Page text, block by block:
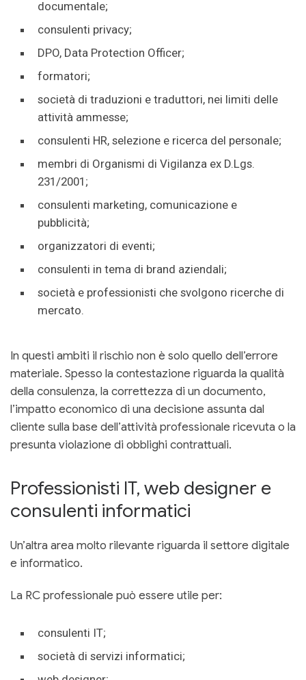
documentale;
consulenti privacy;
DPO, Data Protection Officer;
formatori;
società di traduzioni e traduttori, nei limiti delle
attività ammesse;
consulenti HR, selezione e ricerca del personale;
membri di Organismi di Vigilanza ex D.Lgs.
231/2001;
consulenti marketing, comunicazione e
pubblicità;
organizzatori di eventi;
consulenti in tema di brand aziendali;
società e professionisti che svolgono ricerche di
mercato.
In questi ambiti il rischio non è solo quello dell’errore
materiale. Spesso la contestazione riguarda la qualità
della consulenza, la correttezza di un documento,
l’impatto economico di una decisione assunta dal
cliente sulla base dell’attività professionale ricevuta o la
presunta violazione di obblighi contrattuali.
Professionisti IT, web designer e
consulenti informatici
Un’altra area molto rilevante riguarda il settore digitale
e informatico.
La RC professionale può essere utile per:
consulenti IT;
società di servizi informatici;